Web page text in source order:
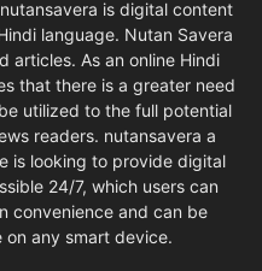
nutansavera is digital content
language. Nutan Savera
articles. As an online Hindi
that there is a greater need
utilized to the full potential
readers. nutansavera a
is looking to provide digital
24/7, which users can
convenience and can be
any smart device.